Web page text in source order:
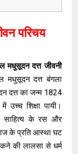
परिचय
मधुसूदन दत्त जीवनी
मधुसूदन दत्त बंगला
दत्त का जन्म 1824
शिक्षा पायी।
साहित्य के रस और
के प्रति आस्था घट
की लालसा से धर्म